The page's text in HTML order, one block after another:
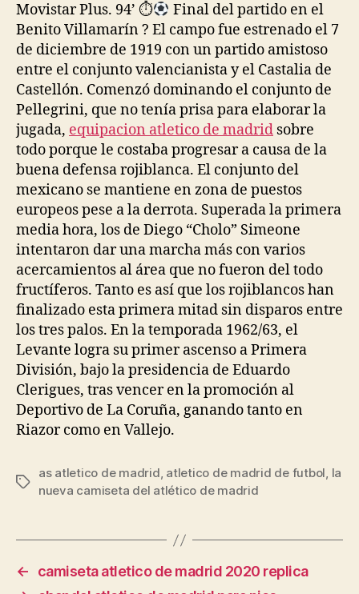
Movistar Plus. 94’ ⏱
Final del partido en el
Benito Villamarín ? El campo fue estrenado el 7
de diciembre de 1919 con un partido amistoso
entre el conjunto valencianista y el Castalia de
Castellón. Comenzó dominando el conjunto de
Pellegrini, que no tenía prisa para elaborar la
jugada, equipacion atletico de madrid sobre
todo porque le costaba progresar a causa de la
buena defensa rojiblanca. El conjunto del
mexicano se mantiene en zona de puestos
europeos pese a la derrota. Superada la primera
media hora, los de Diego “Cholo” Simeone
intentaron dar una marcha más con varios
acercamientos al área que no fueron del todo
fructíferos. Tanto es así que los rojiblancos han
finalizado esta primera mitad sin disparos entre
los tres palos. En la temporada 1962/63, el
Levante logra su primer ascenso a Primera
División, bajo la presidencia de Eduardo
Clerigues, tras vencer en la promoción al
Deportivo de La Coruña, ganando tanto en
Riazor como en Vallejo.
Etiquetas
as atletico de madrid, atletico de madrid de futbol, la
nueva camiseta del atlético de madrid
←
camiseta atletico de madrid 2020 replica